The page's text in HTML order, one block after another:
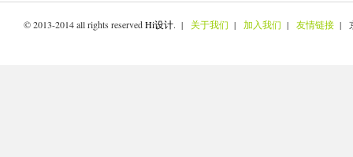
© 2013-2014 all rights reservedHi设计. | 关于我们 | 加入我们 | 友情链接 |